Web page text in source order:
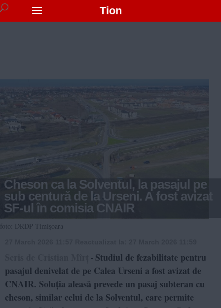
Tion
Cheson ca la Solventul, la pasajul pe
sub centură de la Urseni. A fost avizat
SF-ul în comisia CNAIR
foto: DRDP Timișoara
- Studiul de fezabilitate pentru
pasajul denivelat de pe Calea Urseni a fost avizat de
CNAIR. Soluția aleasă prevede un pasaj subteran cu
cheson, similar celui de la Solventul, care permite